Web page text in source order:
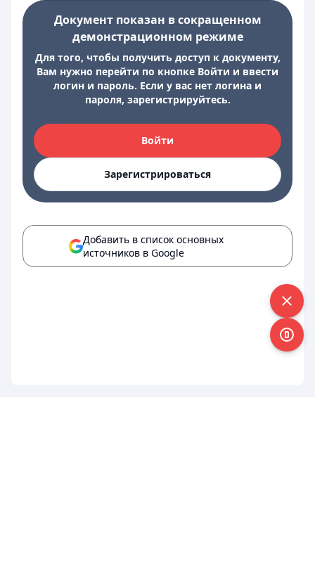
Документ показан в сокращенном
демонстрационном режиме
Для того, чтобы получить доступ к документу,
Вам нужно перейти по кнопке Войти и ввести
логин и пароль. Если у вас нет логина и
пароля, зарегистрируйтесь.
Войти
Зарегистрироваться
Добавить в список основных
источников в Google